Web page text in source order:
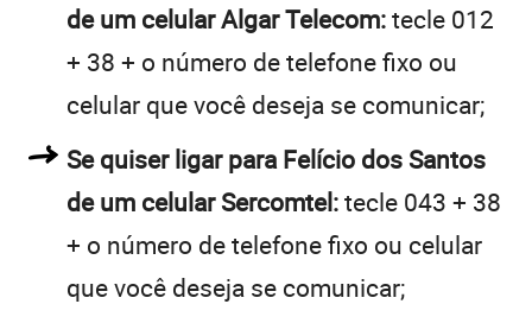
de um celular Algar Telecom:tecle 012
+ 38 + o número de telefone fixo ou
celular que você deseja se comunicar;
Se quiser ligar para Felício dos Santos
de um celular Sercomtel:tecle 043 + 38
+ o número de telefone fixo ou celular
que você deseja se comunicar;